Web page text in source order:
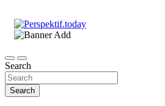
Search
Search